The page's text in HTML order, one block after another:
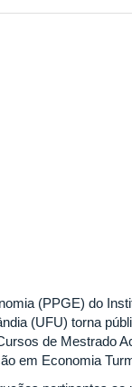
(PPGE) do
(UFU) torna
de Mestrado
em Economia